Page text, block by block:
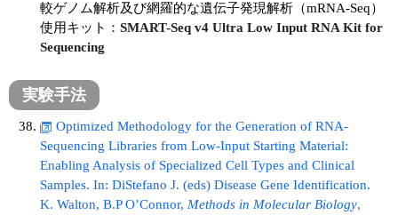
較ゲノム解析及び網羅的な遺伝子発現解析（mRNA-Seq）
使用キット： SMART-Seq v4 Ultra Low Input RNA Kit for
Sequencing
実験手法
Optimized Methodology for the Generation of RNA-
Sequencing Libraries from Low-Input Starting Material:
Enabling Analysis of Specialized Cell Types and Clinical
Samples. In: DiStefano J. (eds) Disease Gene Identification.
K. Walton, B.P O’Connor, Methods in Molecular Biology,